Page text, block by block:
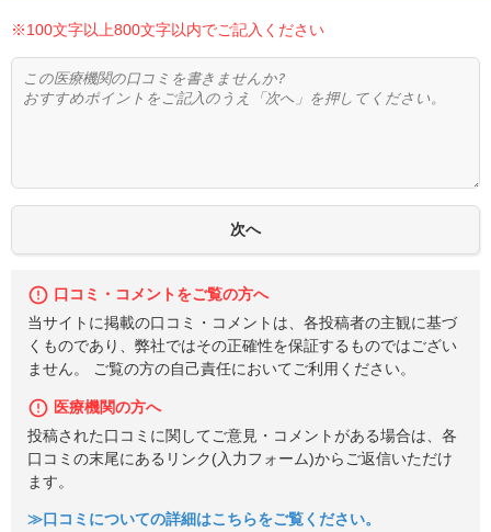
※100文字以上800文字以内でご記入ください
口コミ・コメントをご覧の方へ
当サイトに掲載の口コミ・コメントは、各投稿者の主観に基づ
くものであり、弊社ではその正確性を保証するものではござい
ません。 ご覧の方の自己責任においてご利用ください。
医療機関の方へ
投稿された口コミに関してご意見・コメントがある場合は、各
口コミの末尾にあるリンク(入力フォーム)からご返信いただけ
ます。
≫口コミについての詳細はこちらをご覧ください。